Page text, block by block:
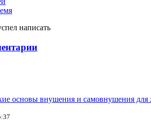
написать
основы внушения и самовнушения